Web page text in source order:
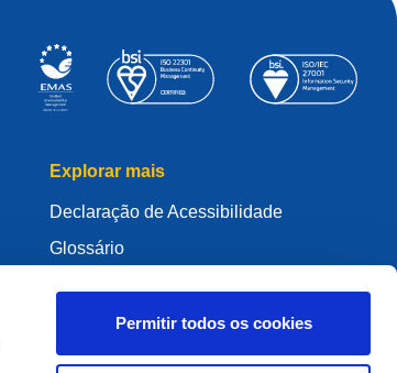
Permitir todos os cookies
Explorar mais
Declaração de Acessibilidade
Glossário